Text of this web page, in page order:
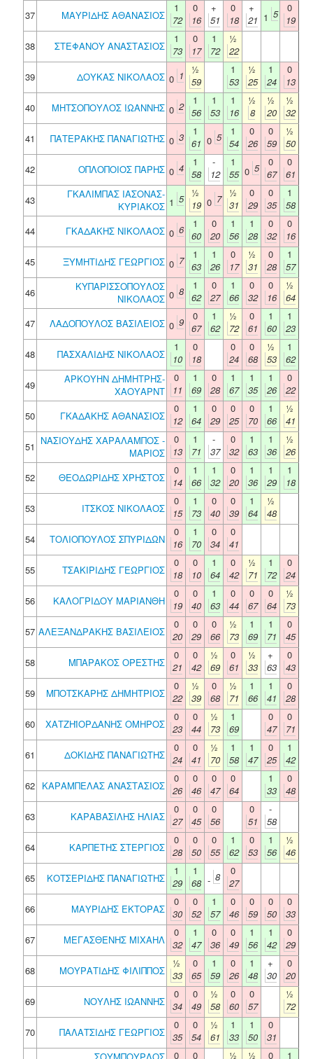
37
ΜΑΥΡΙΔΗΣ ΑΘΑΝΑΣΙΟΣ
1
72
0
16
+
51
0
18
+
21 1 5
0
19
38
ΣΤΕΦΑΝΟΥ ΑΝΑΣΤΑΣΙΟΣ
1
73
0
17
1
72
½
22
39
ΔΟΥΚΑΣ ΝΙΚΟΛΑΟΣ 0 1
½
59
1
53
½
25
1
24
0
13
40
ΜΗΤΣΟΠΟΥΛΟΣ ΙΩΑΝΝΗΣ 0 2
1
56
1
53
1
16
½
8
½
20
½
32
41
ΠΑΤΕΡΑΚΗΣ ΠΑΝΑΓΙΩΤΗΣ 0 3
1
61 0 5
1
54
0
26
0
59
½
50
42
ΟΠΛΟΠΟΙΟΣ ΠΑΡΗΣ 0 4
1
58
-
12
1
55 0 5
0
67
0
61
43
ΓΚΑΛΙΜΠΑΣ ΙΑΣΟΝΑΣ-
ΚΥΡΙΑΚΟΣ 1 5
½
19 0 7
½
31
0
29
0
35
1
58
44
ΓΚΑΔΑΚΗΣ ΝΙΚΟΛΑΟΣ 0 6
1
60
0
20
1
56
1
28
0
32
0
16
45
ΞΥΜΗΤΙΔΗΣ ΓΕΩΡΓΙΟΣ 0 7
1
63
1
26
0
17
½
31
0
28
1
57
46
ΚΥΠΑΡΙΣΣΟΠΟΥΛΟΣ
ΝΙΚΟΛΑΟΣ 0 8
1
62
0
27
1
66
0
32
0
16
½
64
47
ΛΑΔΟΠΟΥΛΟΣ ΒΑΣΙΛΕΙΟΣ 0 9
0
67
1
62
½
72
0
61
1
60
1
23
48
ΠΑΣΧΑΛΙΔΗΣ ΝΙΚΟΛΑΟΣ
1
10
0
18
0
24
0
68
½
53
1
62
49
ΑΡΚΟΥΗΝ ΔΗΜΗΤΡΗΣ-
ΧΑΟΥΑΡΝΤ
0
11
1
69
0
28
1
67
1
35
1
26
0
22
50
ΓΚΑΔΑΚΗΣ ΑΘΑΝΑΣΙΟΣ
0
12
1
64
0
29
0
25
0
70
1
66
½
41
51 ΝΑΣΙΟΥΔΗΣ ΧΑΡΑΛΑΜΠΟΣ -
ΜΑΡΙΟΣ
0
13
1
71
-
37
0
32
1
63
1
36
½
26
52
ΘΕΟΔΩΡΙΔΗΣ ΧΡΗΣΤΟΣ
0
14
1
66
1
32
0
20
1
36
1
29
1
18
53
ΙΤΣΚΟΣ ΝΙΚΟΛΑΟΣ
0
15
1
73
0
40
0
39
1
64
½
48
54
ΤΟΛΙΟΠΟΥΛΟΣ ΣΠΥΡΙΔΩΝ
0
16
1
70
0
34
0
41
55
ΤΣΑΚΙΡΙΔΗΣ ΓΕΩΡΓΙΟΣ
0
18
0
10
1
64
0
42
½
71
1
72
0
24
56
ΚΑΛΟΓΡΙΔΟΥ ΜΑΡΙΑΝΘΗ
0
19
0
40
1
63
0
44
0
67
0
64
½
73
57 ΑΛΕΞΑΝΔΡΑΚΗΣ ΒΑΣΙΛΕΙΟΣ
0
20
0
29
0
66
½
73
1
69
1
71
0
45
58
ΜΠΑΡΑΚΟΣ ΟΡΕΣΤΗΣ
0
21
0
42
½
69
0
61
½
33
+
63
0
43
59
ΜΠΟΤΣΚΑΡΗΣ ΔΗΜΗΤΡΙΟΣ
0
22
½
39
0
68
½
71
1
66
1
41
0
28
60
ΧΑΤΖΗΪΟΡΔΑΝΗΣ ΟΜΗΡΟΣ
0
23
0
44
½
73
1
69
0
47
0
71
61
ΔΟΚΙΔΗΣ ΠΑΝΑΓΙΩΤΗΣ
0
24
0
41
½
70
1
58
1
47
0
25
1
42
62 ΚΑΡΑΜΠΕΛΑΣ ΑΝΑΣΤΑΣΙΟΣ
0
26
0
46
0
47
0
64
1
33
0
48
63
ΚΑΡΑΒΑΣΙΛΗΣ ΗΛΙΑΣ
0
27
0
45
0
56
0
51
-
58
64
ΚΑΡΠΕΤΗΣ ΣΤΕΡΓΙΟΣ
0
28
0
50
0
55
1
62
0
53
1
56
½
46
65
ΚΟΤΣΕΡΙΔΗΣ ΠΑΝΑΓΙΩΤΗΣ
1
29
1
68 - 8
0
27
66
ΜΑΥΡΙΔΗΣ ΕΚΤΟΡΑΣ
0
30
0
52
1
57
0
46
0
59
0
50
0
33
67
ΜΕΓΑΣΘΕΝΗΣ ΜΙΧΑΗΛ
0
32
1
47
0
36
0
49
1
56
1
42
0
29
68
ΜΟΥΡΑΤΙΔΗΣ ΦΙΛΙΠΠΟΣ
½
33
0
65
1
59
0
26
1
48
+
30
0
20
69
ΝΟΥΛΗΣ ΙΩΑΝΝΗΣ
0
34
0
49
½
58
0
60
0
57
½
72
70
ΠΑΛΑΤΣΙΔΗΣ ΓΕΩΡΓΙΟΣ
0
35
0
54
½
61
1
33
1
50
0
31
0 0 ½ ½ 0 1